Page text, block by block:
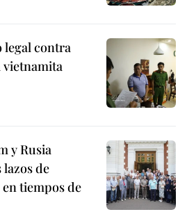
legal contra
vietnamita
y Rusia
de
tiempos de